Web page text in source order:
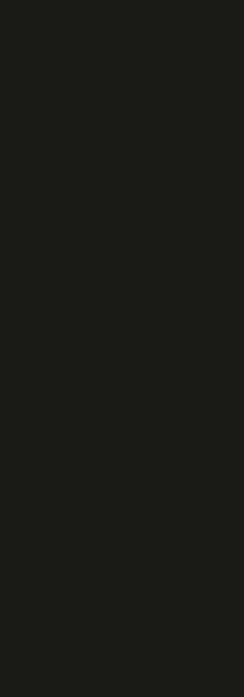
quatro… O que mais
1 a 0, levamos para
né. Muita consciência
não foi aqui, mas da
disse João Paulo.
Paulo. Vamos,
o principal é estar
o homem da bola
que fizemos o primeiro
sendo que estávamos